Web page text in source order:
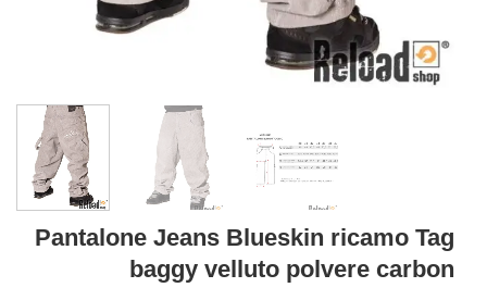
Pantalone Jeans Blueskin ricamo Tag
baggy velluto polvere carbon